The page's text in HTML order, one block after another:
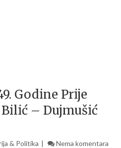
Godine Prije
– Dujmušić
& Politika Nema komentara